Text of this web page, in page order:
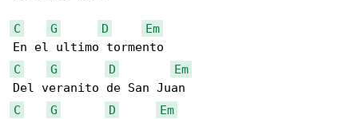
C G D
Em
C
G D
Em
C
G D
Em